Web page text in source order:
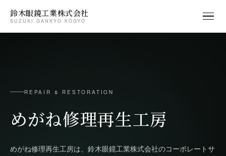
鈴木眼鏡工業株式会社
SUZUKI GANKYO KOGYO
REPAIR & RESTORATION
めがね修理再生工房
めがね修理再生工房は、鈴木眼鏡工業株式会社のコーポレートサ